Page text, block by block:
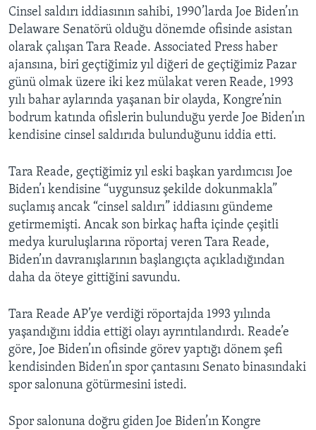
Cinsel saldırı iddiasının sahibi, 1990’larda Joe Biden’ın
Delaware Senatörü olduğu dönemde ofisinde asistan
olarak çalışan Tara Reade. Associated Press haber
ajansına, biri geçtiğimiz yıl diğeri de geçtiğimiz Pazar
günü olmak üzere iki kez mülakat veren Reade, 1993
yılı bahar aylarında yaşanan bir olayda, Kongre’nin
bodrum katında ofislerin bulunduğu yerde Joe Biden’ın
kendisine cinsel saldırıda bulunduğunu iddia etti.
Tara Reade, geçtiğimiz yıl eski başkan yardımcısı Joe
Biden’ı kendisine “uygunsuz şekilde dokunmakla”
suçlamış ancak “cinsel saldırı” iddiasını gündeme
getirmemişti. Ancak son birkaç hafta içinde çeşitli
medya kuruluşlarına röportaj veren Tara Reade,
Biden’ın davranışlarının başlangıçta açıkladığından
daha da öteye gittiğini savundu.
Tara Reade AP’ye verdiği röportajda 1993 yılında
yaşandığını iddia ettiği olayı ayrıntılandırdı. Reade’e
göre, Joe Biden’ın ofisinde görev yaptığı dönem şefi
kendisinden Biden’ın spor çantasını Senato binasındaki
spor salonuna götürmesini istedi.
Spor salonuna doğru giden Joe Biden’ın Kongre